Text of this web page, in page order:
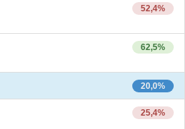
52,4%
62,5%
20,0%
25,4%